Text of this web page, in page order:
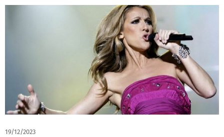
19/12/2023